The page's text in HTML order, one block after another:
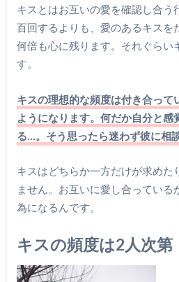
キスとはお互いの愛を確認し合う
百回するよりも、愛のあるキスを
何倍も心に残ります。それぐらい
す。
キスの理想的な頻度は付き合って
ようになります。何だか自分と感
る…。そう思ったら迷わず彼に相
キスはどちらか一方だけが求めた
ません。お互いに愛し合っている
為になるんです。
キスの頻度は2人次第